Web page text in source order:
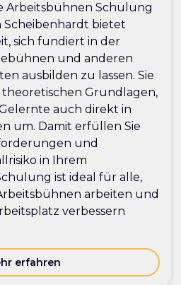
Arbeitsbühnen Schulung
bietet
sich fundiert in der
und anderen
ausbilden zu lassen. Sie
Grundlagen,
auch direkt in
um. Damit erfüllen Sie
und
in Ihrem
ist ideal für alle,
arbeiten und
verbessern
erfahren